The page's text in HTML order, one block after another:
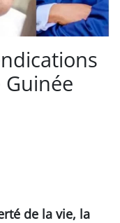
Guinée
de la vie, la